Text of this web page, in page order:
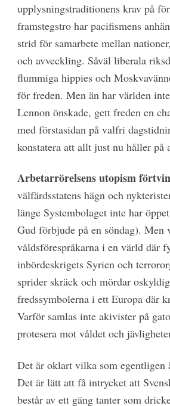
upplysningstraditionens krav på
framstegstro har pacifismens
strid för samarbete mellan
och avveckling. Såväl liberala
flummiga hippies och
för freden. Men än har världen
Lennon önskade, gett freden en
med förstasidan på valfri
konstatera att allt just nu håller på
Arbetarrörelsens utopism
välfärdsstatens hägn och
länge Systembolaget inte har
Gud förbjude på en söndag). Men
våldsförespråkarna i en värld där
inbördeskrigets Syrien och
sprider skräck och mördar
fredssymbolerna i ett Europa där
Varför samlas inte akivister på
protesera mot våldet och
Det är oklart vilka som egentligen
Det är lätt att få intrycket att
består av ett gäng tanter som